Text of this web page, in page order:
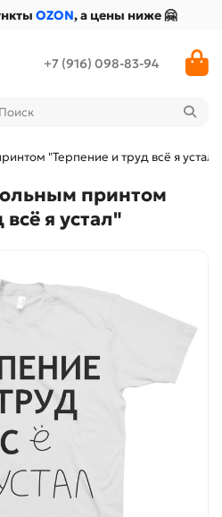
OZON, а цены ниже 🤗
+7 (916) 098-83-94
"Терпение и труд всё я устал"
принтом
я устал"